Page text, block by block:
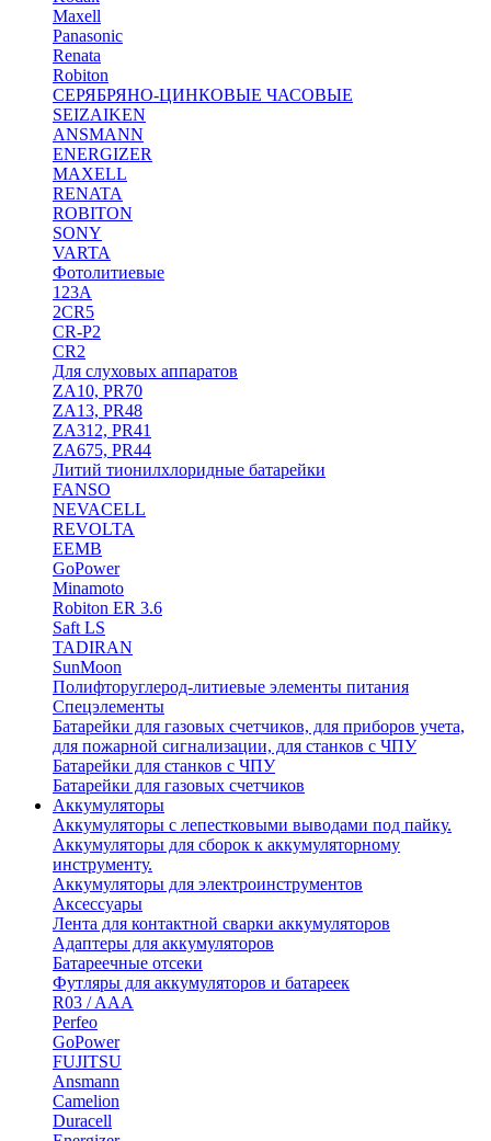
Maxell
Panasonic
Renata
Robiton
СЕРЯБРЯНО-ЦИНКОВЫЕ ЧАСОВЫЕ
SEIZAIKEN
ANSMANN
ENERGIZER
MAXELL
RENATA
ROBITON
SONY
VARTA
Фотолитиевые
123A
2CR5
CR-P2
CR2
Для слуховых аппаратов
ZA10, PR70
ZA13, PR48
ZA312, PR41
ZA675, PR44
Литий тионилхлоридные батарейки
FANSO
NEVACELL
REVOLTA
EEMB
GoPower
Minamoto
Robiton ER 3.6
Saft LS
TADIRAN
SunMoon
Полифторуглерод-литиевые элементы питания
Спецэлементы
Батарейки для газовых счетчиков, для приборов учета,
для пожарной сигнализации, для станков с ЧПУ
Батарейки для станков с ЧПУ
Батарейки для газовых счетчиков
Аккумуляторы
Аккумуляторы с лепестковыми выводами под пайку.
Аккумуляторы для сборок к аккумуляторному
инструменту.
Аккумуляторы для электроинструментов
Аксессуары
Лента для контактной сварки аккумуляторов
Адаптеры для аккумуляторов
Батареечные отсеки
Футляры для аккумуляторов и батареек
R03 / AAA
Perfeo
GoPower
FUJITSU
Ansmann
Camelion
Duracell